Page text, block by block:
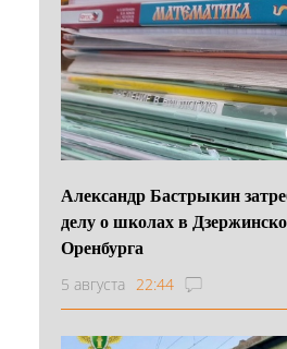
Александр Бастрыкин
делу о школах в
Оренбурга
5 августа 22:44